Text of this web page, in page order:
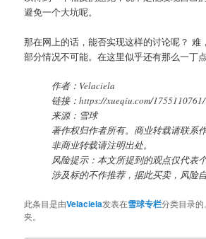
避免一个大坑呢。
那在网上的话，能否实现这样的讨论呢？ 难
部分情况不可能。在这里似乎还有那么一丁
作者：Velaciela
链接：https://xueqiu.com/
来源：雪球
著作权归作者所有。商业转载请联系
非商业转载请注明出处。
风险提示：本文所提到的观点仅代表
涉及标的不作推荐，据此买卖，风险自
此条目是由Velaciela发表在雪球专栏分类目录
夹。